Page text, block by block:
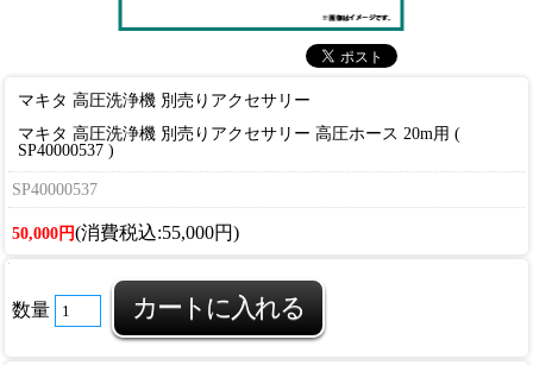
マキタ 高圧洗浄機 別売りアクセサリー
マキタ 高圧洗浄機 別売りアクセサリー 高圧ホース 20m用 (
SP40000537 )
SP40000537
50,000円(消費税込:55,000円)
数量